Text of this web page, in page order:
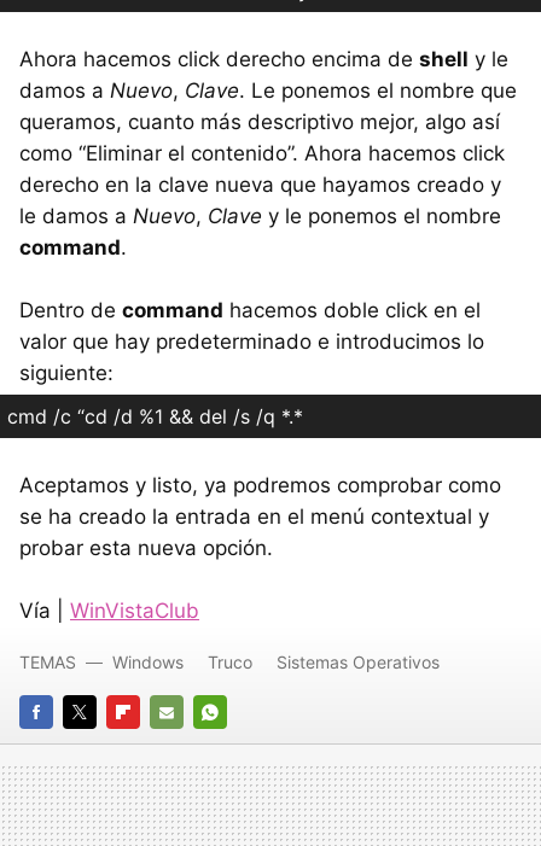
Ahora hacemos click derecho encima de shell y le
damos a Nuevo, Clave. Le ponemos el nombre que
queramos, cuanto más descriptivo mejor, algo así
como “Eliminar el contenido”. Ahora hacemos click
derecho en la clave nueva que hayamos creado y
le damos a Nuevo, Clave y le ponemos el nombre
command.
Dentro de command hacemos doble click en el
valor que hay predeterminado e introducimos lo
siguiente:
cmd /c “cd /d %1 && del /s /q *.*
Aceptamos y listo, ya podremos comprobar como
se ha creado la entrada en el menú contextual y
probar esta nueva opción.
Vía | WinVistaClub
FACEBOOK
TWITTERFLIPBOARD
E-
MAIL
WHATSAPP
TEMAS Windows Truco Sistemas Operativos